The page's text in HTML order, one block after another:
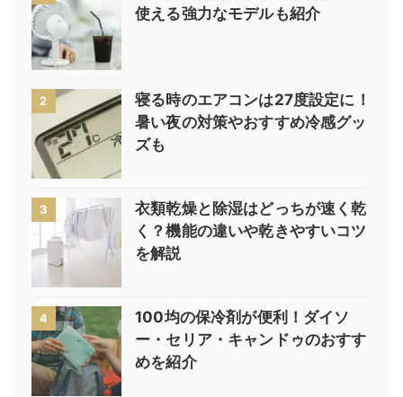
使える強力なモデルも紹介
2
寝る時のエアコンは27度設定に！
暑い夜の対策やおすすめ冷感グッ
ズも
3
衣類乾燥と除湿はどっちが速く乾
く？機能の違いや乾きやすいコツ
を解説
4
100均の保冷剤が便利！ダイソ
ー・セリア・キャンドゥのおすす
めを紹介